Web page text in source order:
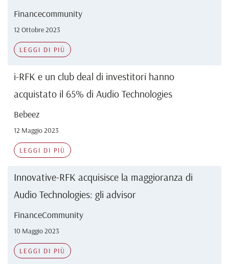
Financecommunity
12 Ottobre 2023
LEGGI DI PIÙ
i-RFK e un club deal di investitori hanno
acquistato il 65% di Audio Technologies
Bebeez
12 Maggio 2023
LEGGI DI PIÙ
Innovative-RFK acquisisce la maggioranza di
Audio Technologies: gli advisor
FinanceCommunity
10 Maggio 2023
LEGGI DI PIÙ